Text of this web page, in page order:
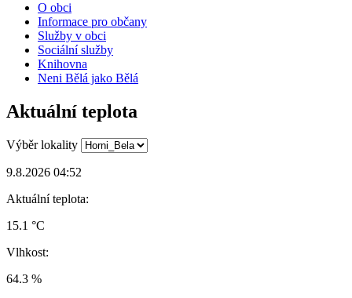
O obci
Informace pro občany
Služby v obci
Sociální služby
Knihovna
Neni Bělá jako Bělá
Aktuální teplota
Výběr lokality
9.8.2026 04:52
Aktuální teplota:
15.1 °C
Vlhkost:
64.3 %